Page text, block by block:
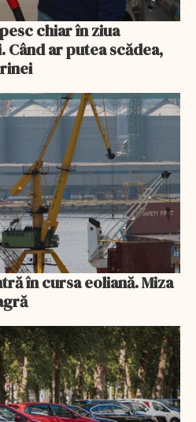
chiar în ziua
ar putea scădea,
în cursa eoliană. Miza